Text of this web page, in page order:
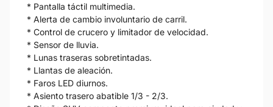
* Pantalla táctil multimedia.
* Alerta de cambio involuntario de carril.
* Control de crucero y limitador de velocidad.
* Sensor de lluvia.
* Lunas traseras sobretintadas.
* Llantas de aleación.
* Faros LED diurnos.
* Asiento trasero abatible 1/3 - 2/3.